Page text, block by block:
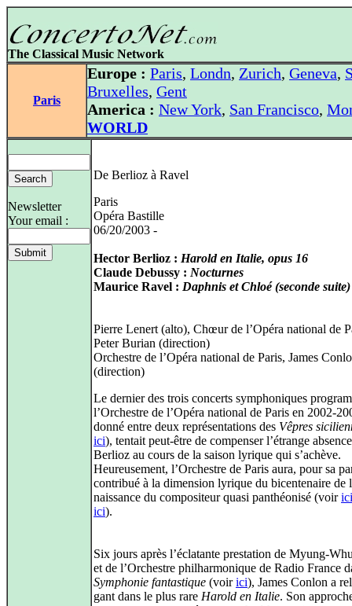
The Classical Music Network
Paris
Europe : Paris, Londn, Zurich, Geneva,
Bruxelles, Gent
America : New York, San Francisco,
WORLD
Newsletter
Your email :
De Berlioz à Ravel
Paris
Opéra Bastille
06/20/2003 -
Hector Berlioz : Harold en Italie, opus 16
Claude Debussy : Nocturnes
Maurice Ravel : Daphnis et Chloé (seconde suite)
Pierre Lenert (alto), Chœur de l’Opéra national de
Peter Burian (direction)
Orchestre de l’Opéra national de Paris, James
(direction)
Le dernier des trois concerts symphoniques
l’Orchestre de l’Opéra national de Paris en 2002-
donné entre deux représentations des Vêpres
ici), tentait peut-être de compenser l’étrange
Berlioz au cours de la saison lyrique qui s’achève.
Heureusement, l’Orchestre de Paris aura, pour sa
contribué à la dimension lyrique du bicentenaire de
naissance du compositeur quasi panthéonisé (voirici
ici).
Six jours après l’éclatante prestation de Myung-
et de l’Orchestre philharmonique de Radio France
Symphonie fantastique (voirici), James Conlon a
gant dans le plus rare Harold en Italie. Son